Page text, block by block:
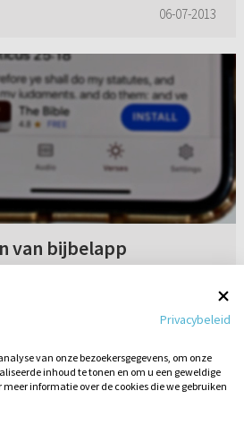
06-07-2013
van bijbelapp
bijbelapp waar je leesplannen
dag een bijbeltekst krijgt.
Bijbel lezen via de
vin...
06-07-2022
Privacybeleid
van onze bezoekersgegevens, om onze
inhoud te tonen en om u een geweldige
informatie over de cookies die we gebruiken